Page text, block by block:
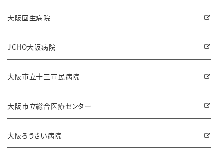
大阪回生病院
JCHO大阪病院
大阪市立十三市民病院
大阪市立総合医療センター
大阪ろうさい病院